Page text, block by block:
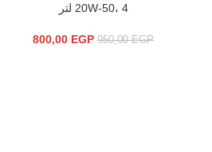
20W-50، 4 لتر
950,00EGP
800,00 EGP